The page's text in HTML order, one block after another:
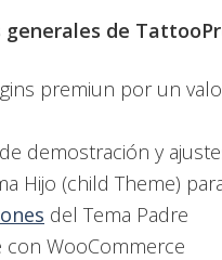
de
premiun por un
demostración y
Hijo (child Theme)
del Tema Padre
con WooCommerce